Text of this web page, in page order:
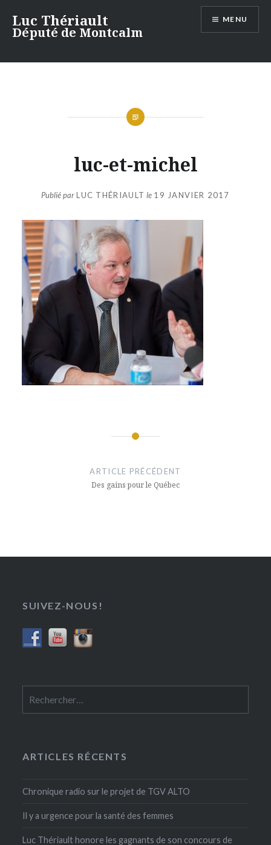
contenu
Luc Thériault
Député de Montcalm
MENU
luc-et-michel
Publié parLUC THÉRIAULT le 19 JANVIER 2017
ARTICLE PRÉCÉDENT
Des gains pour le Québec
SUIVEZ-NOUS!
ARTICLES RÉCENTS
Chronique radio sur le projet de TGV ALTO
Il y a urgence pour la santé des femmes
Luc Thériault honore les gagnants de son concours de